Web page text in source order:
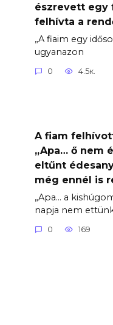
észrevett egy
felhívta a
„A fiaim egy
ugyanazon
0 4.5к.
A fiam
„Apa… ő nem
eltűnt
még ennél is
„Apa… a
napja nem
0 169